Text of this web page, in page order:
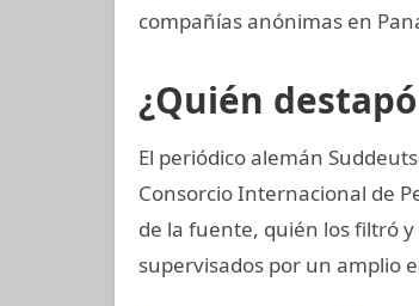
compañías anónimas en
¿Quién
El periódico alemán
Consorcio Internacional de
de la fuente, quién los filtró
supervisados por un amplio